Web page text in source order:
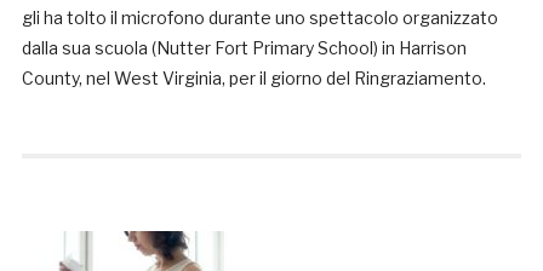
gli ha tolto il microfono durante uno spettacolo organizzato
dalla sua scuola (Nutter Fort Primary School) in Harrison
County, nel West Virginia, per il giorno del Ringraziamento.